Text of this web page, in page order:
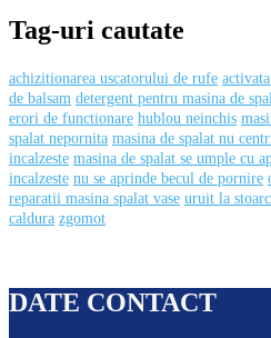
Tag-uri cautate
achizitionarea uscatorului de rufe
de balsam detergent pentru masina de
erori de functionare hublou neinchis
spalat nepornita masina de spalat nu
incalzeste masina de spalat se umple cu
incalzeste nu se aprinde becul de pornire
reparatii masina spalat vase uruit la
caldura zgomot
DATE CONTACT